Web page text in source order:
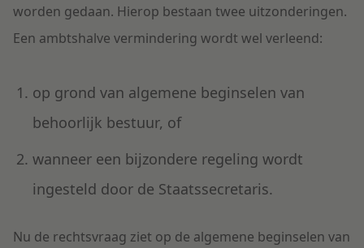
worden gedaan. Hierop bestaan twee uitzonderingen.
Een ambtshalve vermindering wordt wel verleend:
op grond van algemene beginselen van
behoorlijk bestuur, of
wanneer een bijzondere regeling wordt
ingesteld door de Staatssecretaris.
Nu de rechtsvraag ziet op de algemene beginselen van